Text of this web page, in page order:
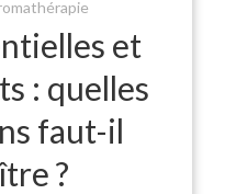
et
: quelles
faut-il
?